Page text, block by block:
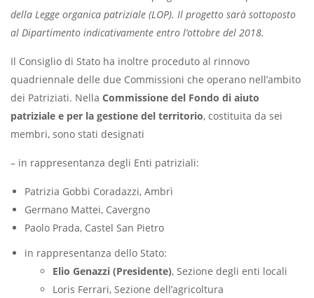
della Legge organica patriziale (LOP). Il progetto sarà sottoposto
al Dipartimento indicativamente entro l’ottobre del 2018.
Il Consiglio di Stato ha inoltre proceduto al rinnovo
quadriennale delle due Commissioni che operano nell’ambito
dei Patriziati. Nella Commissione del Fondo di aiuto
patriziale e per la gestione del territorio, costituita da sei
membri, sono stati designati
– in rappresentanza degli Enti patriziali:
Patrizia Gobbi Coradazzi, Ambrì
Germano Mattei, Cavergno
Paolo Prada, Castel San Pietro
in rappresentanza dello Stato:
Elio Genazzi (Presidente), Sezione degli enti locali
Loris Ferrari, Sezione dell’agricoltura